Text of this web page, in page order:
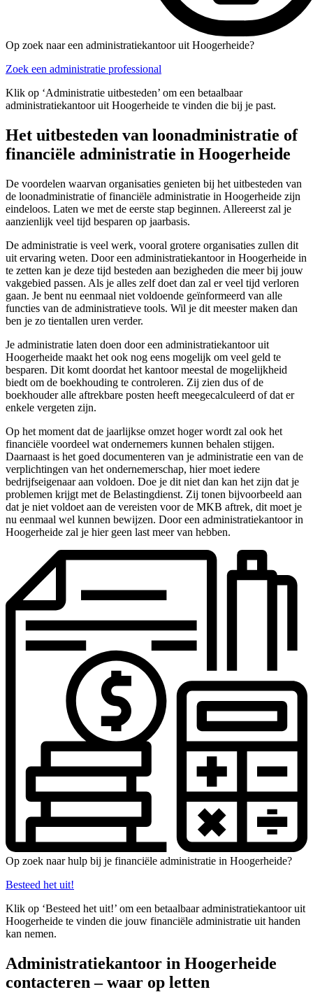
Op zoek naar een administratiekantoor uit Hoogerheide?
Zoek een administratie professional
Klik op ‘Administratie uitbesteden’ om een betaalbaar
administratiekantoor uit Hoogerheide te vinden die bij je past.
Het uitbesteden van loonadministratie of
financiële administratie in Hoogerheide
De voordelen waarvan organisaties genieten bij het uitbesteden van
de loonadministratie of financiële administratie in Hoogerheide zijn
eindeloos. Laten we met de eerste stap beginnen. Allereerst zal je
aanzienlijk veel tijd besparen op jaarbasis.
De administratie is veel werk, vooral grotere organisaties zullen dit
uit ervaring weten. Door een administratiekantoor in Hoogerheide in
te zetten kan je deze tijd besteden aan bezigheden die meer bij jouw
vakgebied passen. Als je alles zelf doet dan zal er veel tijd verloren
gaan. Je bent nu eenmaal niet voldoende geïnformeerd van alle
functies van de administratieve tools. Wil je dit meester maken dan
ben je zo tientallen uren verder.
Je administratie laten doen door een administratiekantoor uit
Hoogerheide maakt het ook nog eens mogelijk om veel geld te
besparen. Dit komt doordat het kantoor meestal de mogelijkheid
biedt om de boekhouding te controleren. Zij zien dus of de
boekhouder alle aftrekbare posten heeft meegecalculeerd of dat er
enkele vergeten zijn.
Op het moment dat de jaarlijkse omzet hoger wordt zal ook het
financiële voordeel wat ondernemers kunnen behalen stijgen.
Daarnaast is het goed documenteren van je administratie een van de
verplichtingen van het ondernemerschap, hier moet iedere
bedrijfseigenaar aan voldoen. Doe je dit niet dan kan het zijn dat je
problemen krijgt met de Belastingdienst. Zij tonen bijvoorbeeld aan
dat je niet voldoet aan de vereisten voor de MKB aftrek, dit moet je
nu eenmaal wel kunnen bewijzen. Door een administratiekantoor in
Hoogerheide zal je hier geen last meer van hebben.
Op zoek naar hulp bij je financiële administratie in Hoogerheide?
Besteed het uit!
Klik op ‘Besteed het uit!’ om een betaalbaar administratiekantoor uit
Hoogerheide te vinden die jouw financiële administratie uit handen
kan nemen.
Administratiekantoor in Hoogerheide
contacteren – waar op letten